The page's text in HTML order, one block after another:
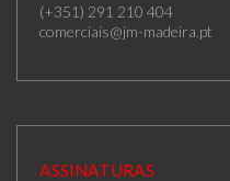
(+351) 291 210 404
comerciais@jm-madeira.pt
ASSINATURAS